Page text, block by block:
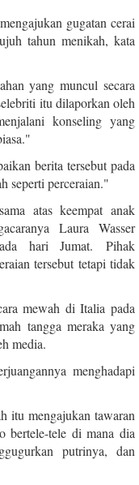
gugatan cerai
tahun menikah, kata
yang muncul secara
itu dilaporkan oleh
konseling yang
berita tersebut pada
seperti perceraian."
atas keempat anak
Laura Wasser
hari Jumat. Pihak
tersebut tetapi tidak
mewah di Italia pada
tangga meraka yang
media.
menghadapi
itu mengajukan tawaran
bertele-tele di mana dia
putrinya, dan